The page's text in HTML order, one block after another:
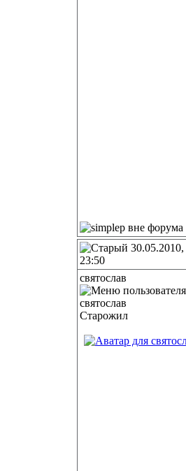
30.05.2010,
23:50
святослав
Старожил